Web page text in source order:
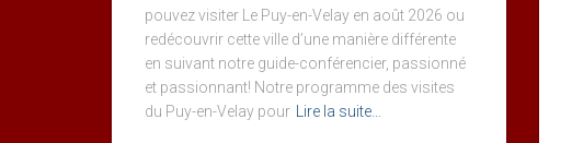
pouvez visiter Le Puy-en-Velay en août 2026 ou
redécouvrir cette ville d’une manière différente
en suivant notre guide-conférencier, passionné
et passionnant! Notre programme des visites
du Puy-en-Velay pour
Lire la suite…